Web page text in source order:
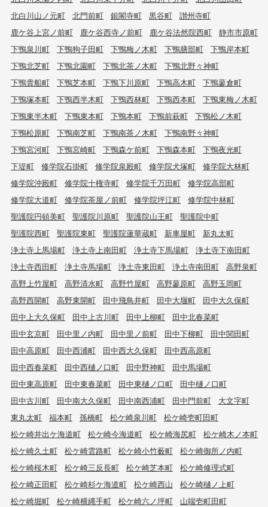
北白川山ノ元町
北門前町 銀閣寺町 黒谷町
讃州寺町
鹿ケ谷上宮ノ前町
鹿ケ谷西寺ノ前町 鹿ケ谷法然院西町
静市市原町
下鴨泉川町
下鴨狗子田町 下鴨梅ノ木町 下鴨膳部町
下鴨岸本町
下鴨北芝町
下鴨北園町 下鴨北茶ノ木町
下鴨北野々神町
下鴨貴船町
下鴨芝本町 下鴨下川原町 下鴨高木町
下鴨蓼倉町
下鴨塚本町
下鴨西半木町 下鴨西林町 下鴨西本町
下鴨東梅ノ木町
下鴨東半木町
下鴨東本町 下鴨本町 下鴨前萩町
下鴨松ノ木町
下鴨松原町
下鴨南芝町 下鴨南茶ノ木町
下鴨南野々神町
下鴨宮河町
下鴨宮崎町 下鴨森ケ前町 下鴨森本町
下鴨夜光町
下堤町
修学院石掛町 修学院泉殿町 修学院犬塚町
修学院大林町
修学院沖殿町
修学院十権寺町 修学院千万田町
修学院高部町
修学院大道町
修学院茶屋ノ前町 修学院坪江町
修学院中林町
聖護院円頓美町
聖護院川原町 聖護院山王町
聖護院中町
聖護院西町
聖護院東町 聖護院蓮華蔵町 新車屋町
新丸太町
浄土寺上馬場町
浄土寺上南田町 浄土寺下馬場町
浄土寺下南田町
浄土寺西田町
浄土寺馬場町 浄土寺東田町 浄土寺南田町
高野泉町
高野上竹屋町
高野清水町 高野竹屋町 高野蓼原町
高野玉岡町
高野西開町
高野東開町 田中飛鳥井町 田中大堰町
田中大久保町
田中上大久保町
田中上古川町 田中上柳町
田中北春菜町
田中玄京町
田中里ノ内町 田中里ノ前町 田中下柳町
田中関田町
田中高原町
田中西浦町 田中西大久保町
田中西高原町
田中西春菜町
田中西樋ノ口町 田中野神町
田中馬場町
田中東高原町
田中東春菜町 田中東樋ノ口町
田中樋ノ口町
田中古川町
田中南大久保町 田中南西浦町 田中門前町
大文字町
東丸太町
福本町 孫橋町 松ケ崎泉川町
松ケ崎壱町田町
松ケ崎井出ケ海道町
松ケ崎今海道町 松ケ崎海尻町
松ケ崎木ノ本町
松ケ崎久土町
松ケ崎雲路町 松ケ崎小竹薮町
松ケ崎御所ノ内町
松ケ崎桜木町
松ケ崎三反長町 松ケ崎芝本町
松ケ崎修理式町
松ケ崎正田町
松ケ崎杉ケ海道町 松ケ崎西山
松ケ崎樋ノ上町
松ケ崎堀町
松ケ崎横縄手町 松ケ崎六ノ坪町
山端壱町田町